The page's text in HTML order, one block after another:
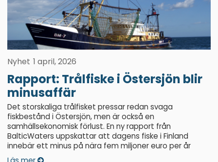
Nyhet 1 april, 2026
Rapport: Trålfiske i Östersjön blir
minusaffär
Det storskaliga trålfisket pressar redan svaga
fiskbestånd i Östersjön, men är också en
samhällsekonomisk förlust. En ny rapport från
BalticWaters uppskattar att dagens fiske i Finland
innebär ett minus på nära fem miljoner euro per år